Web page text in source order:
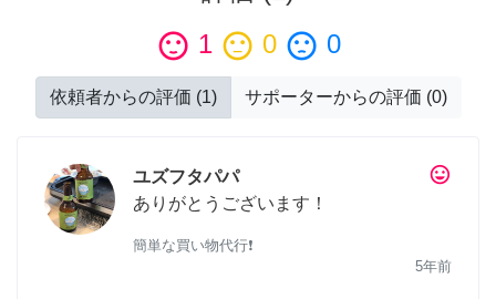
sentiment_satisfied 1 sentiment_neutral 0 sentiment_dissatisfied 0
依頼者からの評価 (1) サポーターからの評価 (0)
tag_faces
ユズフタパパ
ありがとうございます！
簡単な買い物代行❗️
5年前